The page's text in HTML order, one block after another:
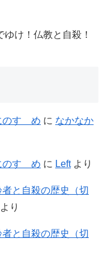
け！仏教と自殺！
すゝめ に なかなか
すゝめ に Leftより
と自殺の歴史（切
より
と自殺の歴史（切